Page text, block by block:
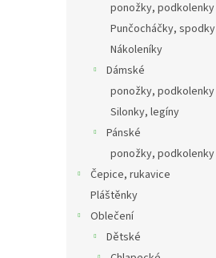
ponožky, podkolenky
Punčocháčky, spodky
Nákoleníky
Dámské
ponožky, podkolenky
Silonky, legíny
Pánské
ponožky, podkolenky
Čepice, rukavice
Pláštěnky
Oblečení
Dětské